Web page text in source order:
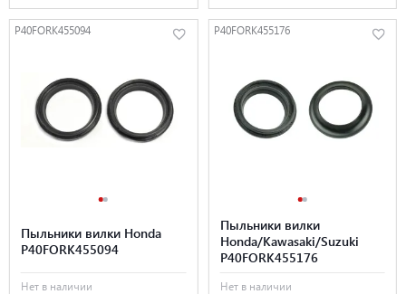
P40FORK455094
Пыльники вилки Honda
P40FORK455094
Нет в наличии
P40FORK455176
Пыльники вилки
Honda/Kawasaki/Suzuki
P40FORK455176
Нет в наличии